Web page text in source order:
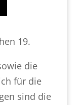
19.
die
für die
sind die